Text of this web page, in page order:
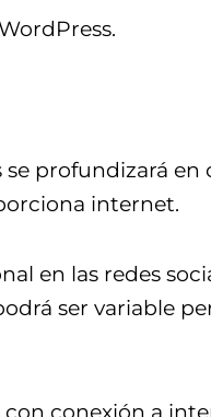
se profundizará
internet.
en las redes
ser variable